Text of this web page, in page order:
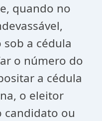
quando no
a cédula
o número do
a cédula
o eleitor
candidato ou